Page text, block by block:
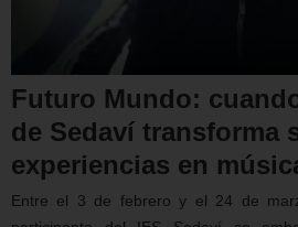
Futuro Mundo:
de Sedaví transforma
experiencias en
Entre el 3 de febrero y el 24 de